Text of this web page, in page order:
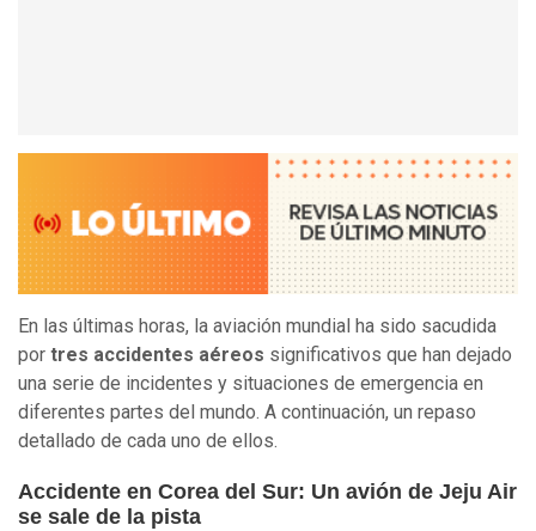
En las últimas horas, la aviación mundial ha sido sacudida
por tres accidentes aéreos significativos que han dejado
una serie de incidentes y situaciones de emergencia en
diferentes partes del mundo. A continuación, un repaso
detallado de cada uno de ellos.
Accidente en Corea del Sur: Un avión de Jeju Air
se sale de la pista